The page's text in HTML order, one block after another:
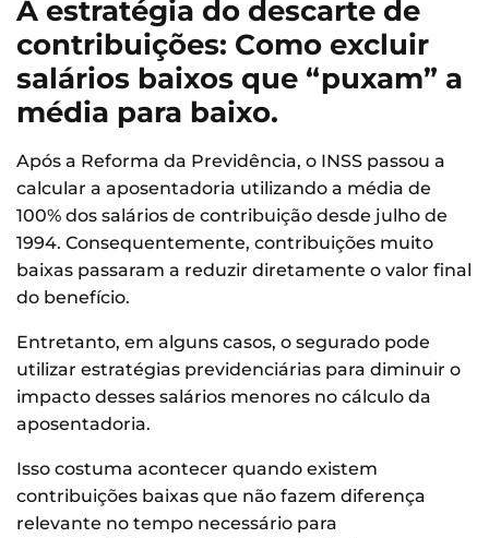
A estratégia do descarte de
contribuições: Como excluir
salários baixos que “puxam” a
média para baixo.
Após a Reforma da Previdência, o INSS passou a
calcular a aposentadoria utilizando a média de
100% dos salários de contribuição desde julho de
1994. Consequentemente, contribuições muito
baixas passaram a reduzir diretamente o valor final
do benefício.
Entretanto, em alguns casos, o segurado pode
utilizar estratégias previdenciárias para diminuir o
impacto desses salários menores no cálculo da
aposentadoria.
Isso costuma acontecer quando existem
contribuições baixas que não fazem diferença
relevante no tempo necessário para